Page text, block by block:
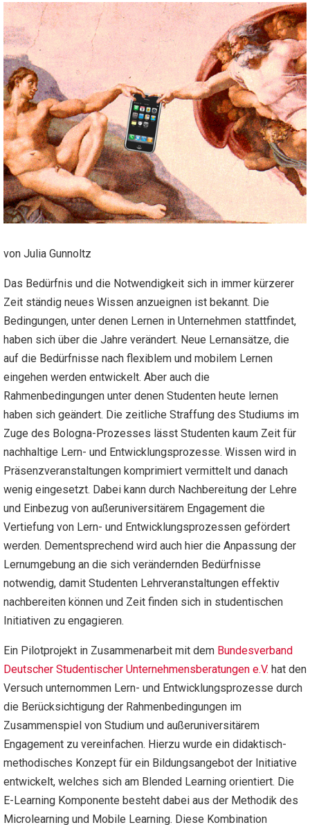
von Julia Gunnoltz
Das Bedürfnis und die Notwendigkeit sich in immer kürzerer
Zeit ständig neues Wissen anzueignen ist bekannt. Die
Bedingungen, unter denen Lernen in Unternehmen stattfindet,
haben sich über die Jahre verändert. Neue Lernansätze, die
auf die Bedürfnisse nach flexiblem und mobilem Lernen
eingehen werden entwickelt. Aber auch die
Rahmenbedingungen unter denen Studenten heute lernen
haben sich geändert. Die zeitliche Straffung des Studiums im
Zuge des Bologna-Prozesses lässt Studenten kaum Zeit für
nachhaltige Lern- und Entwicklungsprozesse. Wissen wird in
Präsenzveranstaltungen komprimiert vermittelt und danach
wenig eingesetzt. Dabei kann durch Nachbereitung der Lehre
und Einbezug von außeruniversitärem Engagement die
Vertiefung von Lern- und Entwicklungsprozessen gefördert
werden. Dementsprechend wird auch hier die Anpassung der
Lernumgebung an die sich verändernden Bedürfnisse
notwendig, damit Studenten Lehrveranstaltungen effektiv
nachbereiten können und Zeit finden sich in studentischen
Initiativen zu engagieren.
Ein Pilotprojekt in Zusammenarbeit mit dem Bundesverband
Deutscher Studentischer Unternehmensberatungen e.V. hat den
Versuch unternommen Lern- und Entwicklungsprozesse durch
die Berücksichtigung der Rahmenbedingungen im
Zusammenspiel von Studium und außeruniversitärem
Engagement zu vereinfachen. Hierzu wurde ein didaktisch-
methodisches Konzept für ein Bildungsangebot der Initiative
entwickelt, welches sich am Blended Learning orientiert. Die
E-Learning Komponente besteht dabei aus der Methodik des
Microlearning und Mobile Learning. Diese Kombination